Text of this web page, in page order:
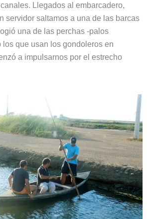
Llegados al embarcadero,
servidor saltamos a una de las barcas
una de las perchas -palos
los que usan los gondoleros en
a impulsarnos por el estrecho